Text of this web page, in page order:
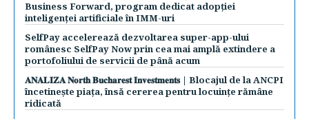
Business Forward, program dedicat adopției
inteligenței artificiale în IMM-uri
SelfPay accelerează dezvoltarea super-app-ului
românesc SelfPay Now prin cea mai amplă extindere a
portofoliului de servicii de până acum
𝐀𝐍𝐀𝐋𝐈𝐙𝐀 𝐍𝐨𝐫𝐭𝐡 𝐁𝐮𝐜𝐡𝐚𝐫𝐞𝐬𝐭 𝐈𝐧𝐯𝐞𝐬𝐭𝐦𝐞𝐧𝐭𝐬 | Blocajul de la ANCPI
încetinește piața, însă cererea pentru locuințe rămâne
ridicată